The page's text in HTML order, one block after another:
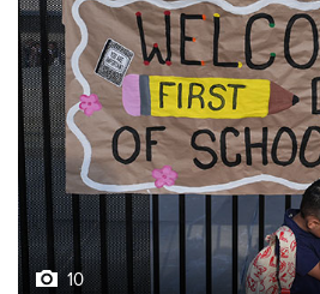
10
Фотохроника 7 августа